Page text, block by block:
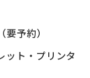
予約）
ット・プリンタ